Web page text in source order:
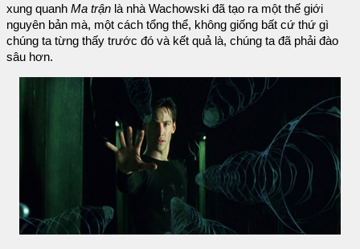
xung quanh Ma trận là nhà Wachowski đã tạo ra một thế giới
nguyên bản mà, một cách tổng thể, không giống bất cứ thứ gì
chúng ta từng thấy trước đó và kết quả là, chúng ta đã phải đào
sâu hơn.